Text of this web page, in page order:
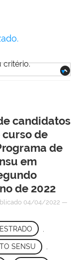
critério.
candidatos
curso de
de
em
de 2022
04/04/2022 —
SENSU ,